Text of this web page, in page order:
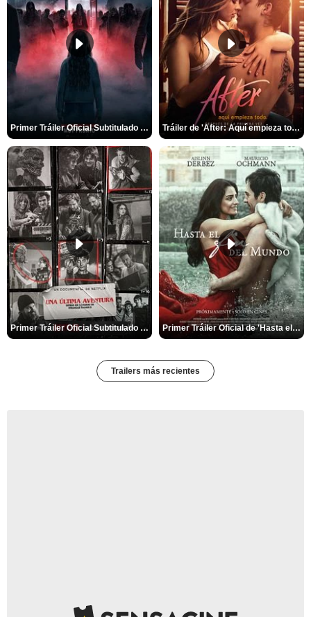
Primer Tráiler Oficial Subtitulado de 'La Noche Del Demonio: Están Entre Nosotros' Tráiler de 'After: Aquí empieza todo'
Primer Tráiler Oficial Subtitulado de 'Una última aventura: Detrás de cámaras de Stranger Things 5' Primer Tráiler Oficial de 'Hasta el fin del mundo'
Trailers más recientes